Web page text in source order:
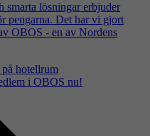
smarta lösningar erbjuder
pengarna. Det har vi gjort
OBOS - en av Nordens
i OBOS nu!